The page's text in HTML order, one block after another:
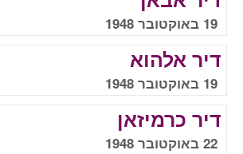
19 באוקטובר 1948
דיר אלהוא
19 באוקטובר 1948
דיר כרמיזאן
22 באוקטובר 1948